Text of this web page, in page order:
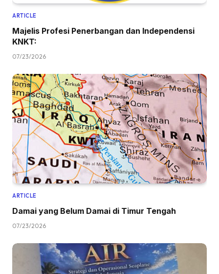
ARTICLE
Majelis Profesi Penerbangan dan Independensi
KNKT:
07/23/2026
ARTICLE
Damai yang Belum Damai di Timur Tengah
07/23/2026